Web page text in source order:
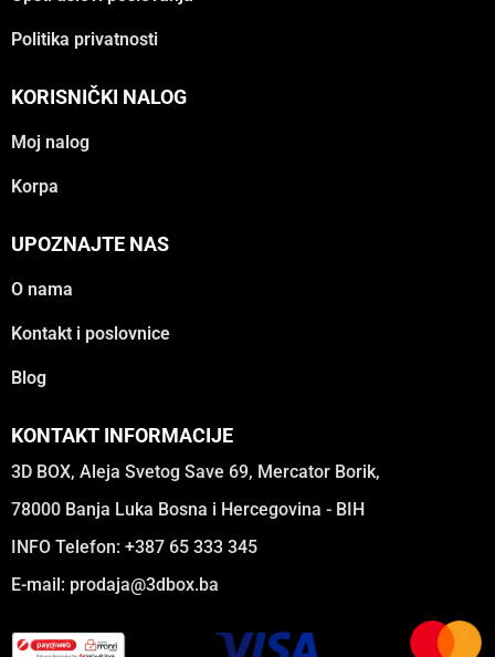
Politika privatnosti
KORISNIČKI NALOG
Moj nalog
Korpa
UPOZNAJTE NAS
O nama
Kontakt i poslovnice
Blog
KONTAKT INFORMACIJE
3D BOX, Aleja Svetog Save 69, Mercator Borik,
78000 Banja Luka Bosna i Hercegovina - BIH
INFO Telefon: +387 65 333 345
E-mail: prodaja@3dbox.ba